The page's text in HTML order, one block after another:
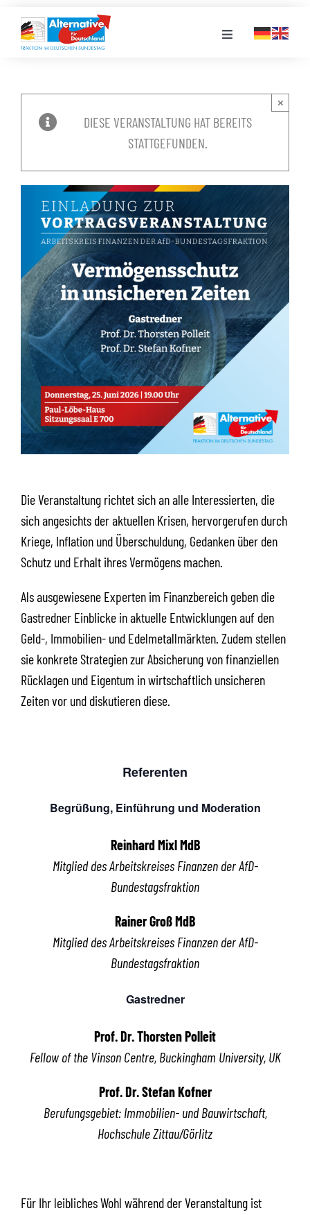
Inhalt
springen
Toggle
LANDESGRUPPEN
VERANSTALTUNGEN
PRESSE
STELLENPORTAL
MEDIATHEK
DIESE VERANSTALTUNG HAT BEREITS
STATTGEFUNDEN.
×
Die Veranstaltung richtet sich an alle Interessierten, die
sich angesichts der aktuellen Krisen, hervorgerufen durch
Kriege, Inflation und Überschuldung, Gedanken über den
Schutz und Erhalt ihres Vermögens machen.
Als ausgewiesene Experten im Finanzbereich geben die
Gastredner Einblicke in aktuelle Entwicklungen auf den
Geld-, Immobilien- und Edelmetallmärkten. Zudem stellen
sie konkrete Strategien zur Absicherung von finanziellen
Rücklagen und Eigentum in wirtschaftlich unsicheren
Zeiten vor und diskutieren diese.
Referenten
Begrüßung, Einführung und Moderation
Reinhard Mixl MdB
Mitglied des Arbeitskreises Finanzen der AfD-
Bundestagsfraktion
Rainer Groß MdB
Mitglied des Arbeitskreises Finanzen der AfD-
Bundestagsfraktion
Gastredner
Prof. Dr. Thorsten Polleit
Fellow of the Vinson Centre, Buckingham University, UK
Prof. Dr. Stefan Kofner
Berufungsgebiet: Immobilien- und Bauwirtschaft,
Hochschule Zittau/Görlitz
Für Ihr leibliches Wohl während der Veranstaltung ist